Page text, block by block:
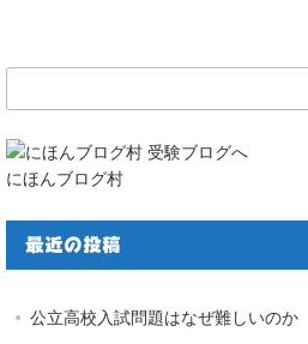
にほんブログ村
最近の投稿
公立高校入試問題はなぜ難しいのか